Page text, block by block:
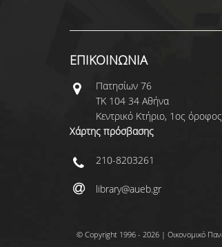
ΕΠΙΚΟΙΝΩΝΙΑ
Πατησίων 76
ΤΚ 104 34 Αθήνα
Κεντρικό Κτήριο, 1ος όροφος
Χάρτης πρόσβασης
210-8203261
library@aueb.gr
© Copyright 1996 - 2026 | Οικονομικό